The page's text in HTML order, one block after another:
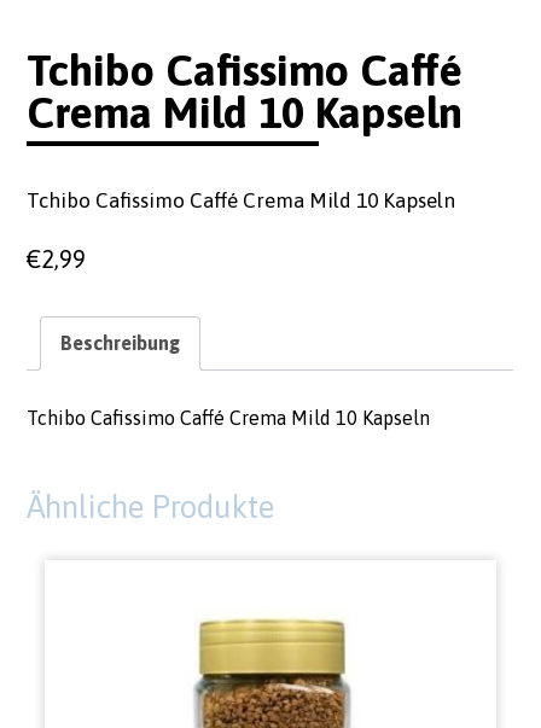
Tchibo Cafissimo Caffé
Crema Mild 10 Kapseln
Tchibo Cafissimo Caffé Crema Mild 10 Kapseln
€2,99
Beschreibung
Tchibo Cafissimo Caffé Crema Mild 10 Kapseln
Ähnliche Produkte